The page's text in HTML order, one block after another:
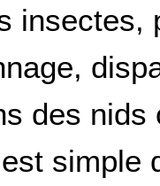
insectes,
des nids
simple